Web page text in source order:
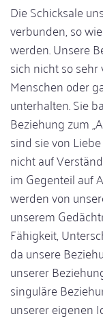
Die Schicksale
verbunden, so
werden. Unsere
sich nicht so
Menschen oder
unterhalten. Sie
Beziehung zum
sind sie von
nicht auf
im Gegenteil auf
werden von
unserem
Fähigkeit,
da unsere
unserer
singuläre
unserer eigenen